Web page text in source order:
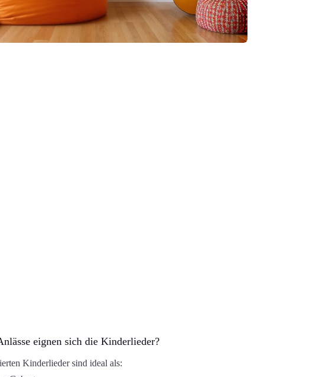
eignen sich die Kinderlieder?
Kinderlieder sind ideal als: